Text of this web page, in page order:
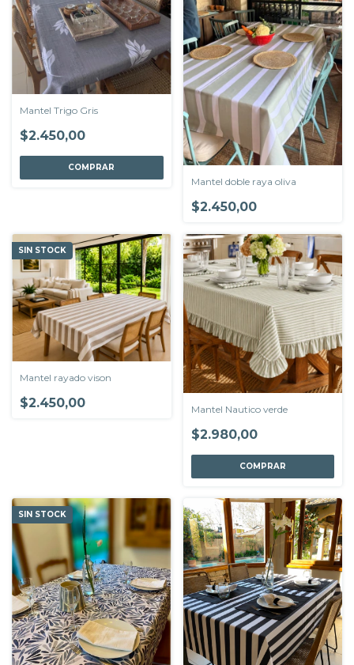
Mantel Trigo Gris
$2.450,00
COMPRAR
Mantel doble raya oliva
$2.450,00
SIN STOCK
Mantel rayado vison
$2.450,00 Mantel Nautico verde
$2.980,00
COMPRAR
SIN STOCK